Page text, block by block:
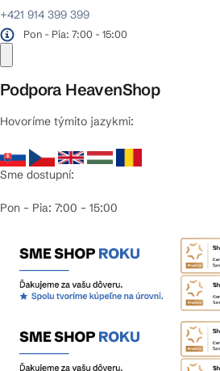
+421 914 399 399
Pon - Pia: 7:00 - 15:00
Podpora HeavenShop
Hovoríme týmito jazykmi:
Sme dostupní:
Pon – Pia: 7:00 – 15:00